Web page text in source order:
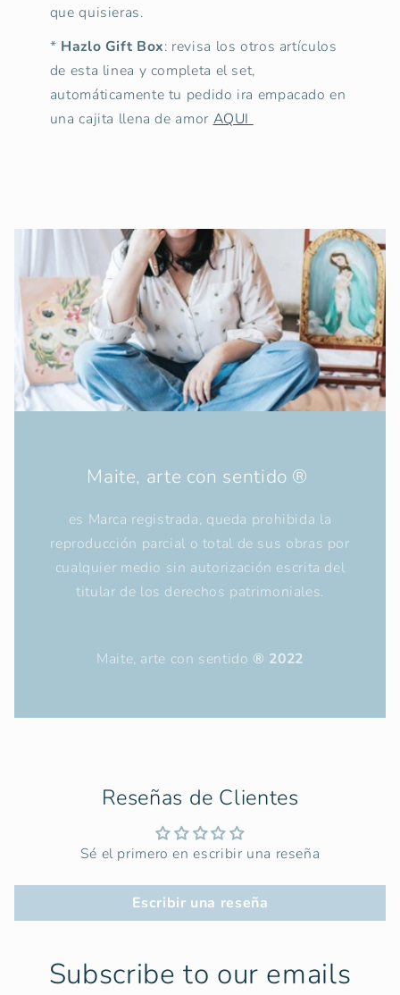
que quisieras.
* Hazlo Gift Box: revisa los otros artículos
de esta linea y completa el set,
automáticamente tu pedido ira empacado en
una cajita llena de amor AQUI
Maite, arte con sentido ®
es Marca registrada, queda prohibida la
reproducción parcial o total de sus obras por
cualquier medio sin autorización escrita del
titular de los derechos patrimoniales.
Maite, arte con sentido ® 2022
Reseñas de Clientes
Sé el primero en escribir una reseña
Escribir una reseña
Subscribe to our emails